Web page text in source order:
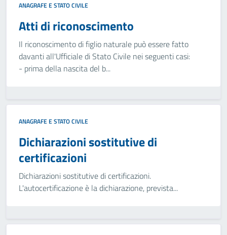
ANAGRAFE E STATO CIVILE
Atti di riconoscimento
Il riconoscimento di figlio naturale può essere fatto
davanti all'Ufficiale di Stato Civile nei seguenti casi:
- prima della nascita del b...
ANAGRAFE E STATO CIVILE
Dichiarazioni sostitutive di
certificazioni
Dichiarazioni sostitutive di certificazioni.
L'autocertificazione è la dichiarazione, prevista...